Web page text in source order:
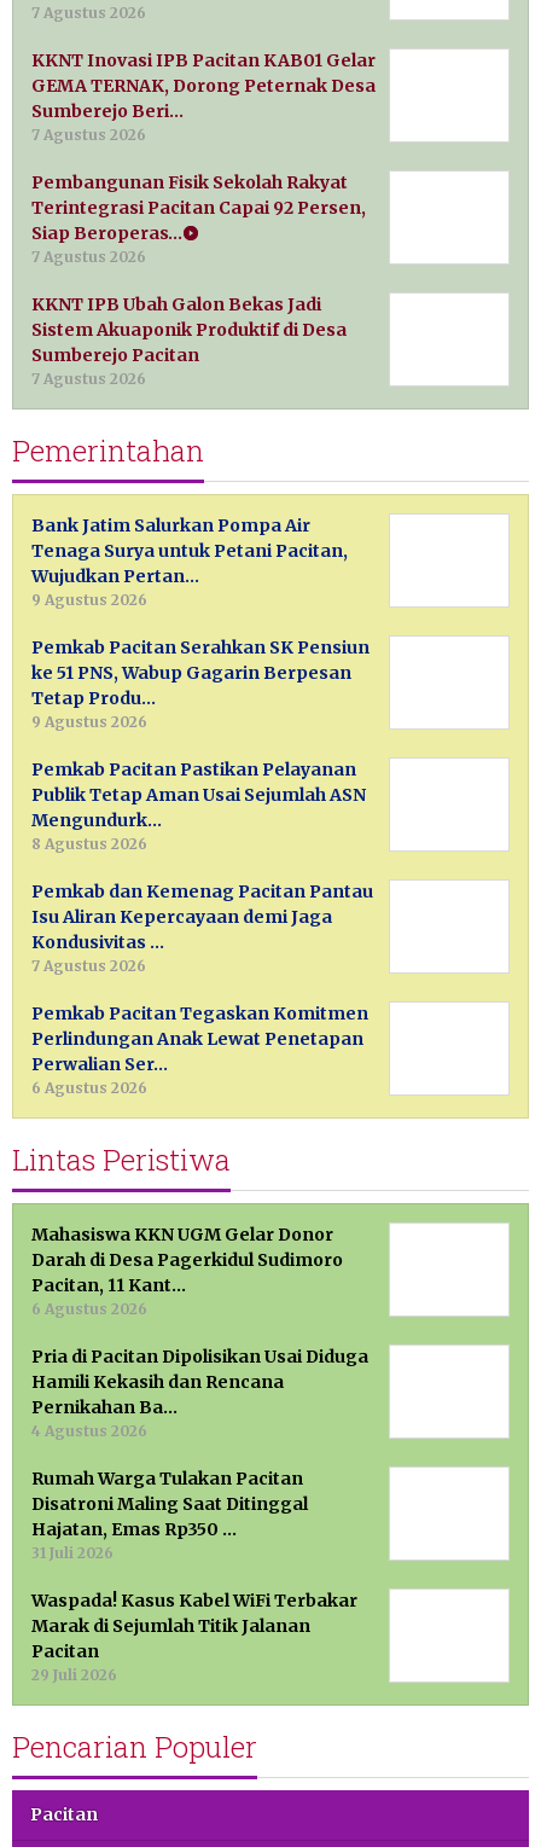
7 Agustus 2026
KKNT Inovasi IPB Pacitan KAB01 Gelar
GEMA TERNAK, Dorong Peternak Desa
Sumberejo Beri…
7 Agustus 2026
Pembangunan Fisik Sekolah Rakyat
Terintegrasi Pacitan Capai 92 Persen,
Siap Beroperas…
7 Agustus 2026
KKNT IPB Ubah Galon Bekas Jadi
Sistem Akuaponik Produktif di Desa
Sumberejo Pacitan
7 Agustus 2026
Pemerintahan
Bank Jatim Salurkan Pompa Air
Tenaga Surya untuk Petani Pacitan,
Wujudkan Pertan…
9 Agustus 2026
Pemkab Pacitan Serahkan SK Pensiun
ke 51 PNS, Wabup Gagarin Berpesan
Tetap Produ…
9 Agustus 2026
Pemkab Pacitan Pastikan Pelayanan
Publik Tetap Aman Usai Sejumlah ASN
Mengundurk…
8 Agustus 2026
Pemkab dan Kemenag Pacitan Pantau
Isu Aliran Kepercayaan demi Jaga
Kondusivitas …
7 Agustus 2026
Pemkab Pacitan Tegaskan Komitmen
Perlindungan Anak Lewat Penetapan
Perwalian Ser…
6 Agustus 2026
Lintas Peristiwa
Mahasiswa KKN UGM Gelar Donor
Darah di Desa Pagerkidul Sudimoro
Pacitan, 11 Kant…
6 Agustus 2026
Pria di Pacitan Dipolisikan Usai Diduga
Hamili Kekasih dan Rencana
Pernikahan Ba…
4 Agustus 2026
Rumah Warga Tulakan Pacitan
Disatroni Maling Saat Ditinggal
Hajatan, Emas Rp350 …
31 Juli 2026
Waspada! Kasus Kabel WiFi Terbakar
Marak di Sejumlah Titik Jalanan
Pacitan
29 Juli 2026
Pencarian Populer
Pacitan